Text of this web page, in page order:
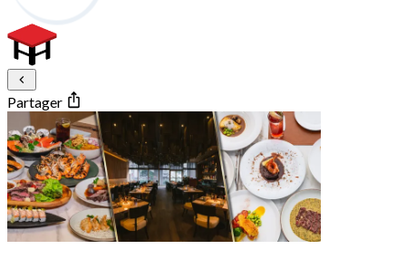
Partager